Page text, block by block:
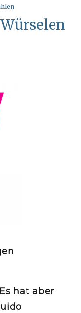
Würselen
hat aber